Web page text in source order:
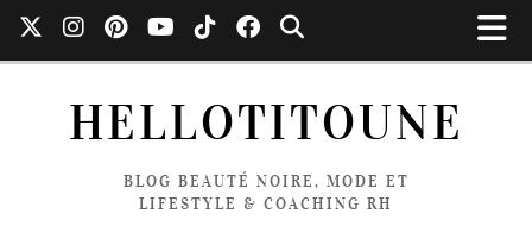
HELLOTITOUNE
BLOG BEAUTÉ NOIRE, MODE ET
LIFESTYLE & COACHING RH